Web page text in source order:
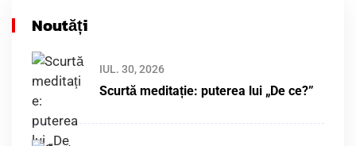
Noutăți
IUL. 30, 2026
Scurtă meditație: puterea lui „De ce?”